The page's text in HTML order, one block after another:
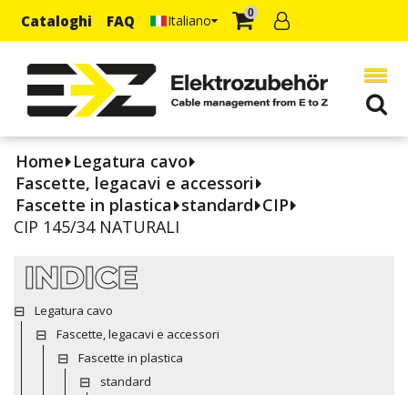
Cataloghi FAQ Italiano 0
Home Legatura cavo
Fascette, legacavi e accessori
Fascette in plastica standard CIP
CIP 145/34 NATURALI
INDICE
Legatura cavo
Fascette, legacavi e accessori
Fascette in plastica
standard